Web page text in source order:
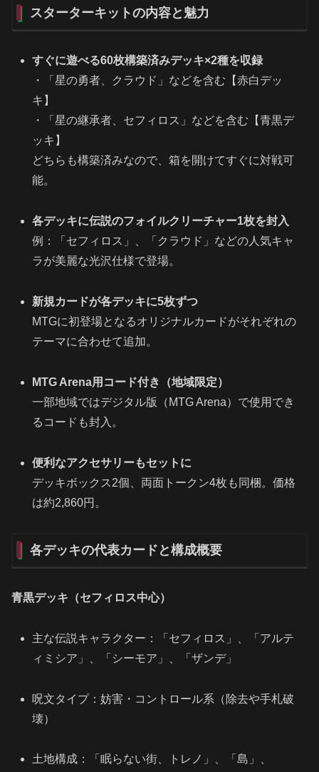
スターターキットの内容と魅力
すぐに遊べる60枚構築済みデッキ×2種を収録
・「星の勇者、クラウド」などを含む【赤白デッ
キ】
・「星の継承者、セフィロス」などを含む【青黒デ
ッキ】
どちらも構築済みなので、箱を開けてすぐに対戦可
能。
各デッキに伝説のフォイルクリーチャー1枚を封入
例：「セフィロス」、「クラウド」などの人気キャ
ラが美麗な光沢仕様で登場。
新規カードが各デッキに5枚ずつ
MTGに初登場となるオリジナルカードがそれぞれの
テーマに合わせて追加。
MTG Arena用コード付き（地域限定）
一部地域ではデジタル版（MTG Arena）で使用でき
るコードも封入。
便利なアクセサリーもセットに
デッキボックス2個、両面トークン4枚も同梱。価格
は約2,860円。
各デッキの代表カードと構成概要
青黒デッキ（セフィロス中心）
主な伝説キャラクター：「セフィロス」、「アルテ
ィミシア」、「シーモア」、「ザンデ」
呪文タイプ：妨害・コントロール系（除去や手札破
壊）
土地構成：「眠らない街、トレノ」、「島」、